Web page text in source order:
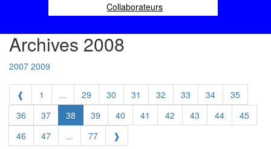
Collaborateurs
Archives 2008
2007 2009
❰ 1 ... 29 30 31 32 33 34
35
36
37 38 39 40 41 42 43 44
45
46
47 ... 77 ❱